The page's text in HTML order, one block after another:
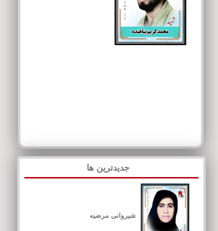
جدیدترین ها
شیروانی مرضیه